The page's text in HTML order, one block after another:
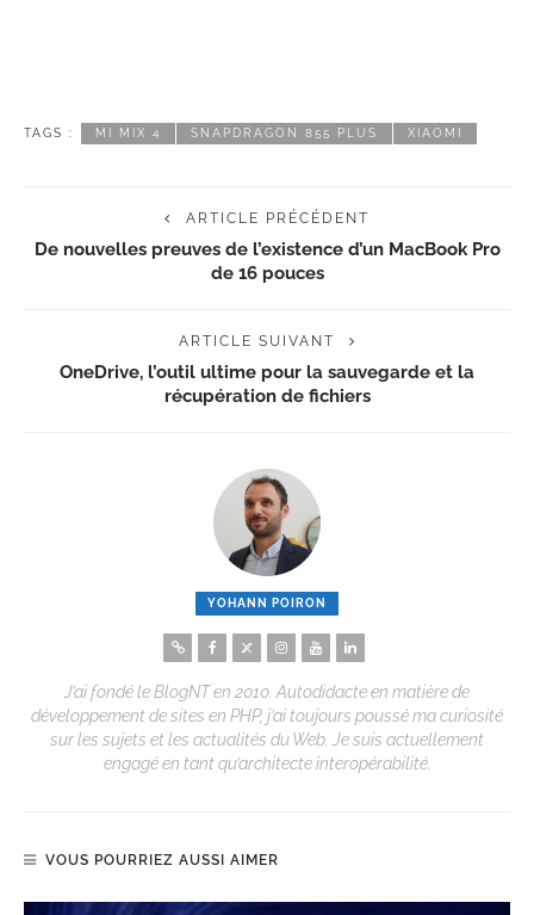
TAGS : MI MIX 4 SNAPDRAGON 855 PLUS XIAOMI
ARTICLE PRÉCÉDENT
De nouvelles preuves de l’existence d’un MacBook Pro
de 16 pouces
ARTICLE SUIVANT
OneDrive, l’outil ultime pour la sauvegarde et la
récupération de fichiers
YOHANN POIRON
J’ai fondé le BlogNT en 2010. Autodidacte en matière de
développement de sites en PHP, j’ai toujours poussé ma curiosité
sur les sujets et les actualités du Web. Je suis actuellement
engagé en tant qu’architecte interopérabilité.
VOUS POURRIEZ AUSSI AIMER